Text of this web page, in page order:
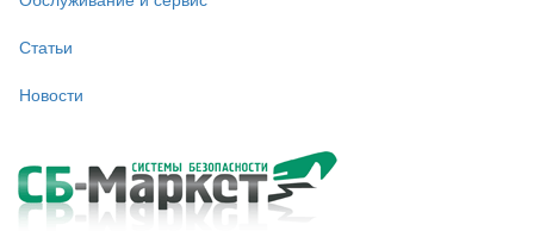
Статьи
Новости